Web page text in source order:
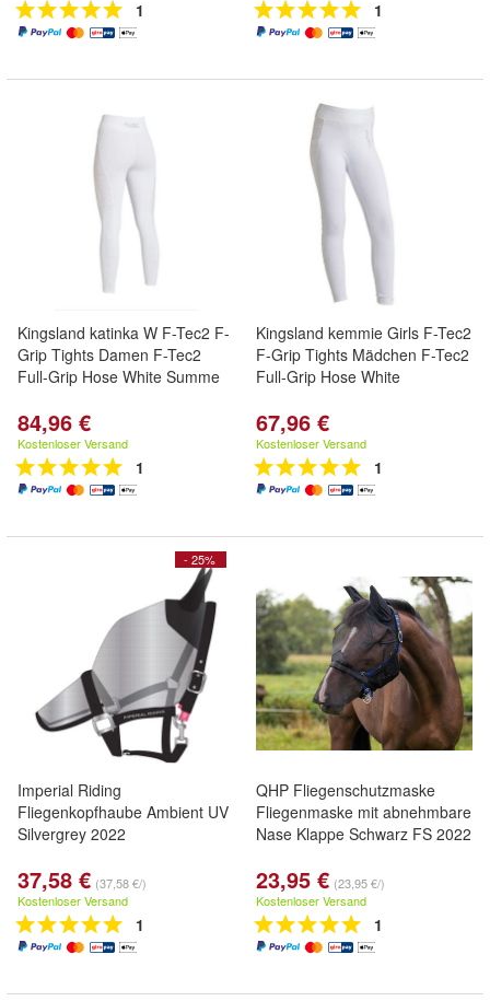
1 1
Kingsland katinka W F-Tec2 F-
Grip Tights Damen F-Tec2
Full-Grip Hose White Summe
84,96 €
Kostenloser Versand
1
Kingsland kemmie Girls F-Tec2
F-Grip Tights Mädchen F-Tec2
Full-Grip Hose White
67,96 €
Kostenloser Versand
1
- 25%
Imperial Riding
Fliegenkopfhaube Ambient UV
Silvergrey 2022
37,58 € (37,58 €/)
Kostenloser Versand
1
QHP Fliegenschutzmaske
Fliegenmaske mit abnehmbare
Nase Klappe Schwarz FS 2022
23,95 € (23,95 €/)
Kostenloser Versand
1